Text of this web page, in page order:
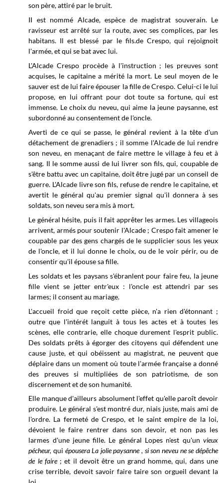
son père, attiré par le bruit.
II est nommé Alcade, espèce de magistrat souverain. Le
ravisseur est arrêté sur la route, avec ses complices, par les
habitans. Il est blessé par le fils.de Crespo, qui rejoignoit
l'armée, et qui se bat avec lui.
L'Alcade Crespo procède à l'instruction ; les preuves sont
acquises, le capitaine a mérité la mort. Le seul moyen de le
sauver est de lui faire épouser la fille de Crespo. Celui-ci le lui
propose, en lui offrant pour dot toute sa fortune, qui est
immense. Le choix du neveu, qui aime la jeune paysanne, est
subordonné au consentement de l'oncle.
Averti de ce qui se passe, le général revient à la tête d'un
détachement de grenadiers ; il somme l'Alcade de lui rendre
son neveu, en menaçant de faire mettre le village à feu et à
sang. Il le somme aussi de lui livrer son fils, qui, coupable de
s'être battu avec un capitaine, doit être jugé par un conseil de
guerre. L'Alcade livre son fils, refuse de rendre le capitaine, et
avertit le général qu'au premier signal qu'il donnera à ses
soldats, son neveu sera mis à mort.
Le général hésite, puis il fait apprêter les armes. Les villageois
arrivent, armés pour soutenir l'Alcade ; Crespo fait amener le
coupable par des gens chargés de le supplicier sous les yeux
de l'oncle, et il lui donne le choix, ou de le voir périr, ou de
consentir qu'il épouse sa fille.
Les soldats et les paysans s'ébranlent pour faire feu, la jeune
fille vient se jetter entr'eux : l'oncle est attendri par ses
larmes; il consent au mariage.
L'accueil froid que reçoit cette pièce, n'a rien d'étonnant ;
outre que l'intérét languit à tous les actes et à toutes les
scènes, elle contrarie, elle choque durement l'esprit public.
Des soldats prêts à égorger des citoyens qui défendent une
cause juste, et qui obéissent au magistrat, ne peuvent que
déplaire dans un moment où toute l'armée française a donné
des preuves si multipliées de son patriotisme, de son
discernement et de son humanité.
Elle manque d'ailleurs absolument l'effet qu'elle paroît devoir
produire. Le général s'est montré dur, niais juste, mais ami de
l'ordre. La fermeté de Crespo, et le saint empire de la loi,
dévoient le faire rentrer dans son devoir, et non pas les
larmes d'une jeune fille. Le général Lopes n'est qu'un vieux
pécheur, qui épousera La jolie paysanne , si son neveu ne se dépêche
de le faire ; et il devoit être un grand homme, qui, dans une
crise terrible, devoit savoir faire taire son orgueil devant la